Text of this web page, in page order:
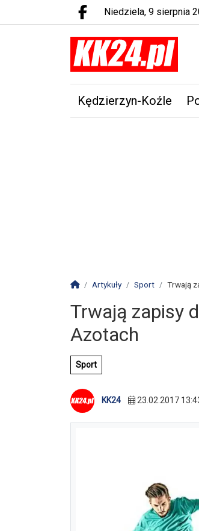
Facebook.com
niedziela, 9 sierpnia
Kędzierzyn-Koźle
Strona główna
Artykuły Sport Trwają
Trwają zapisy
Azotach
Sport
KK24 23.02.2017